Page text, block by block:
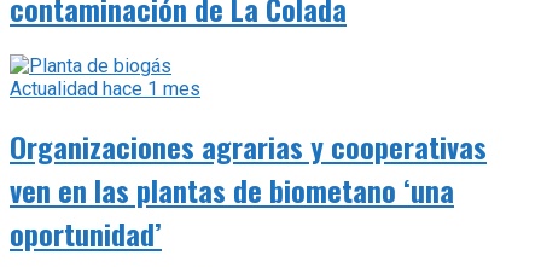
Actualidad hace 1 mes
Organizaciones agrarias y cooperativas
ven en las plantas de biometano ‘una
oportunidad’